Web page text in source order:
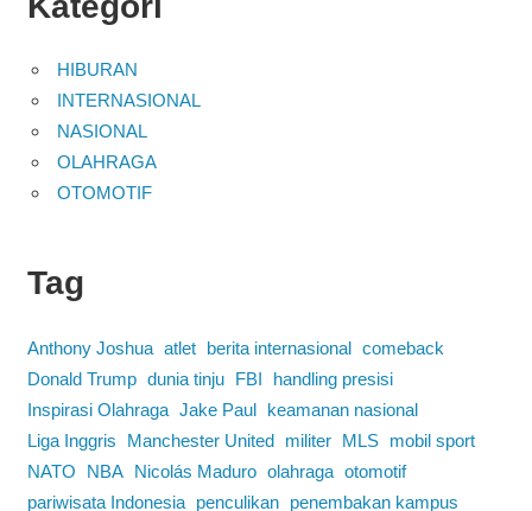
HIBURAN
INTERNASIONAL
NASIONAL
OLAHRAGA
OTOMOTIF
Tag
Anthony Joshua atlet berita internasional comeback
Donald Trump dunia tinju FBI
handling presisi
Inspirasi Olahraga Jake Paul
keamanan nasional
Liga Inggris
Manchester United militer MLS
mobil sport
NATO
NBA Nicolás Maduro olahraga otomotif
pariwisata Indonesia
penculikan penembakan kampus